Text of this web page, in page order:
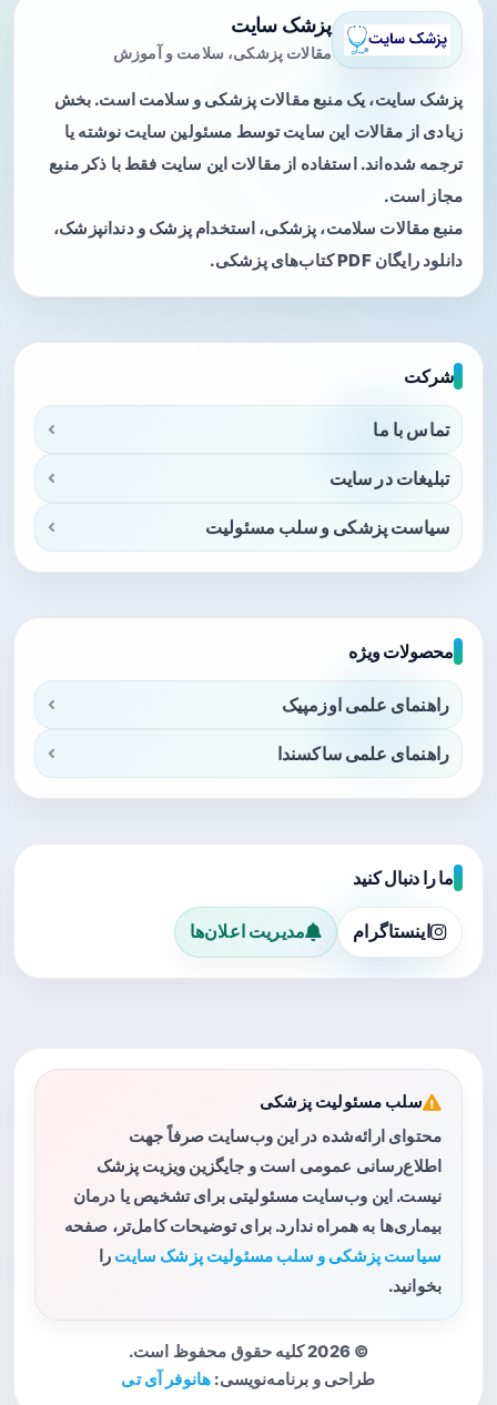
پزشک سایت
مقالات پزشکی، سلامت و آموزش
پزشک سایت، یک منبع مقالات پزشکی و سلامت است. بخش
زیادی از مقالات این سایت توسط مسئولین سایت نوشته یا
ترجمه شده‌اند. استفاده از مقالات این سایت فقط با ذکر منبع
مجاز است.
منبع مقالات سلامت، پزشکی، استخدام پزشک و دندانپزشک،
دانلود رایگان PDF کتاب‌های پزشکی.
شرکت
تماس با ما
تبلیغات در سایت
سیاست پزشکی و سلب مسئولیت
محصولات ویژه
راهنمای علمی اوزمپیک
راهنمای علمی ساکسندا
ما را دنبال کنید
اینستاگرام مدیریت اعلان‌ها
سلب مسئولیت پزشکی
محتوای ارائه‌شده در این وب‌سایت صرفاً جهت
اطلاع‌رسانی عمومی است و جایگزین ویزیت پزشک
نیست. این وب‌سایت مسئولیتی برای تشخیص یا درمان
بیماری‌ها به همراه ندارد. برای توضیحات کامل‌تر، صفحه
سیاست پزشکی و سلب مسئولیت پزشک سایت را
بخوانید.
© 2026 کلیه حقوق محفوظ است.
طراحی و برنامه‌نویسی: هانوفر آی تی